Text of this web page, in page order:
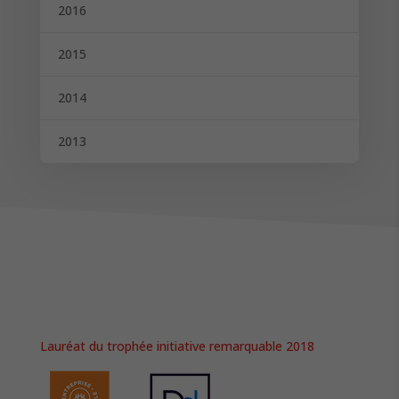
2016
2015
2014
2013
Lauréat du trophée initiative remarquable 2018